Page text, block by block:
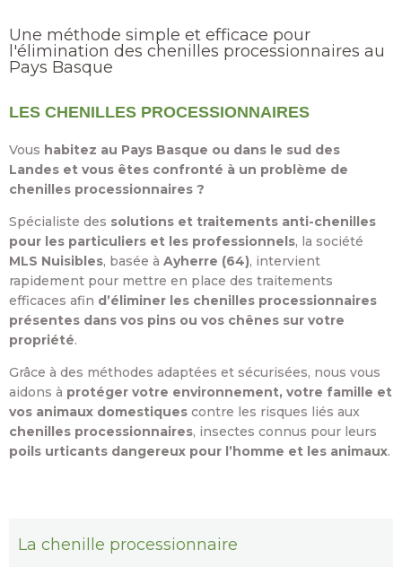
Une méthode simple et efficace pour
l'élimination des chenilles processionnaires au
Pays Basque
LES CHENILLES PROCESSIONNAIRES
Vous habitez au Pays Basque ou dans le sud des
Landes et vous êtes confronté à un problème de
chenilles processionnaires ?
Spécialiste des solutions et traitements anti-chenilles
pour les particuliers et les professionnels, la société
MLS Nuisibles, basée à Ayherre (64), intervient
rapidement pour mettre en place des traitements
efficaces afin d’éliminer les chenilles processionnaires
présentes dans vos pins ou vos chênes sur votre
propriété.
Grâce à des méthodes adaptées et sécurisées, nous vous
aidons à protéger votre environnement, votre famille et
vos animaux domestiques contre les risques liés aux
chenilles processionnaires, insectes connus pour leurs
poils urticants dangereux pour l’homme et les animaux.
La chenille processionnaire